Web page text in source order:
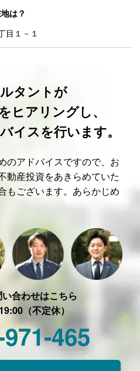
は？
目１－１
タントが
ヒアリングし、
イスを行います。
のアドバイスですので、お
動産投資をあきらめていた
もございます。あらかじめ
合わせはこちら
（不定休）
465